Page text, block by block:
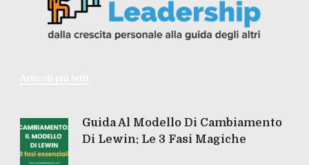
Guida Al Modello Di Cambiamento
Di Lewin: Le 3 Fasi Magiche